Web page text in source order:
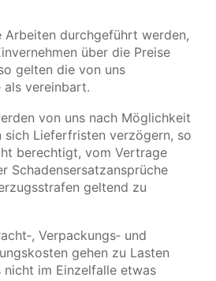
Arbeiten durchgeführt werden,
über die Preise
gelten die von uns
als vereinbart.
von uns nach Möglichkeit
sich Lieferfristen verzögern, so
berechtigt, vom Vertrage
Schadensersatzansprüche
geltend zu
Verpackungs‑ und
gehen zu Lasten
nicht im Einzelfalle etwas